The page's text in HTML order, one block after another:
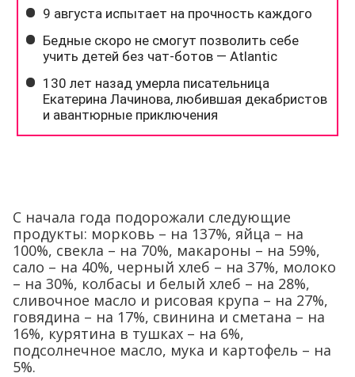
С начала года подорожали следующие
продукты: морковь – на 137%, яйца – на
100%, свекла – на 70%, макароны – на 59%,
сало – на 40%, черный хлеб – на 37%, молоко
– на 30%, колбасы и белый хлеб – на 28%,
сливочное масло и рисовая крупа – на 27%,
говядина – на 17%, свинина и сметана – на
16%, курятина в тушках – на 6%,
подсолнечное масло, мука и картофель – на
5%.